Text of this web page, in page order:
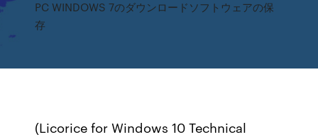
PC WINDOWS 7のダウンロードソフトウェアの保
存
(Licorice for Windows 10 Technical